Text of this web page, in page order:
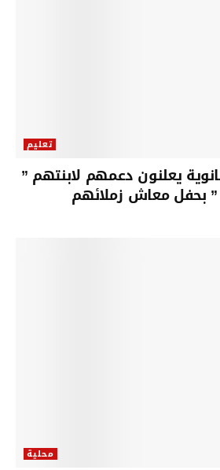
تعليم
يعلنون دعمهم لابنتهم ”
بحفل معاش زملائهم
محلية